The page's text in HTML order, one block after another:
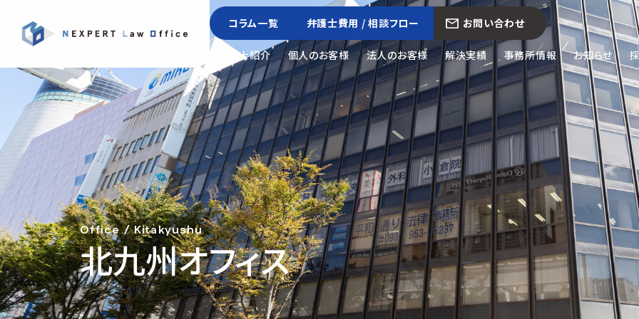
コラム一覧 弁護士費用 / 相談フロー お問い合わせ
弁護士紹介 個人のお客様 法人のお客様 解決実績 事務所情報 お知らせ
Office / Kitakyushu
北九州オフィス